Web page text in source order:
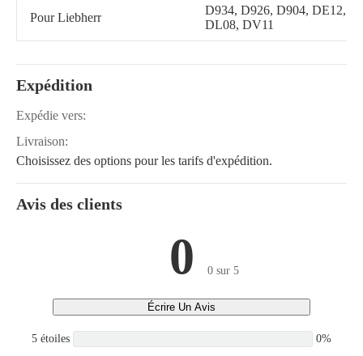
Pour Liebherr
D934, D926, D904, DE12,
DL08, DV11
Expédition
Expédie vers:
Livraison:
Choisissez des options pour les tarifs d'expédition.
Avis des clients
0 0 sur 5
Écrire Un Avis
5 étoiles 0%